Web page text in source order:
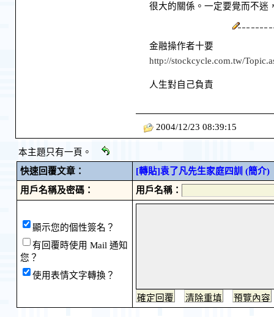
很大的關係。一定要覺而不迷
金融操作者十要
http://stockcycle.com.tw/
人生對自己負責
2004/12/23 08:39:15
本主題只有一頁。
快速回覆文章：
[轉貼]袁了凡先生家庭四訓 (簡介)
用戶名稱及密碼：
用戶名稱：
顯示您的個性簽名？
有回覆時使用 Mail 通知
您？
使用表情文字轉換？